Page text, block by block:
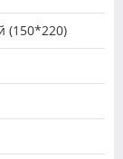
(150*220)